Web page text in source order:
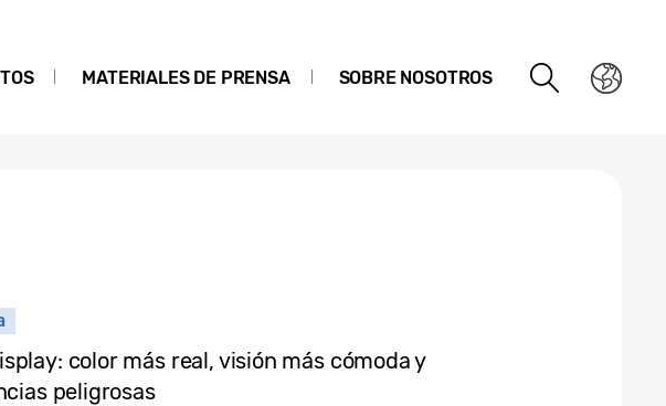
MATERIALES DE PRENSA SOBRE NOSOTROS
color más real, visión más cómoda y
peligrosas